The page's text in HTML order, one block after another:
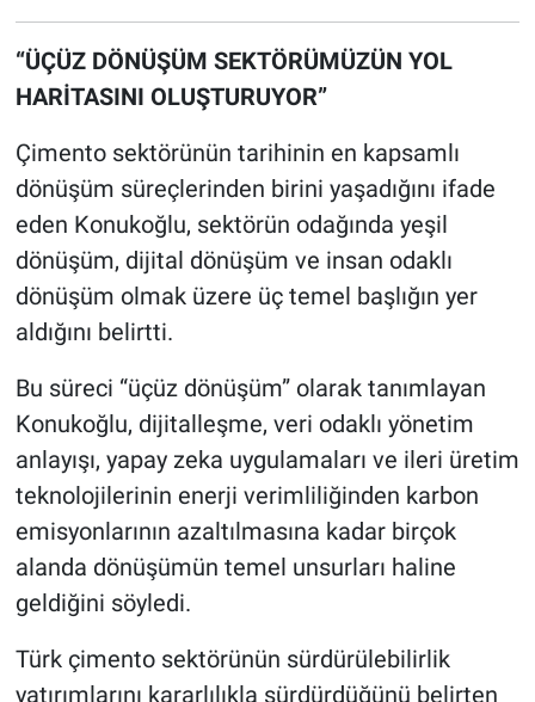
“ÜÇÜZ DÖNÜŞÜM SEKTÖRÜMÜZÜN YOL
HARİTASINI OLUŞTURUYOR”
Çimento sektörünün tarihinin en kapsamlı
dönüşüm süreçlerinden birini yaşadığını ifade
eden Konukoğlu, sektörün odağında yeşil
dönüşüm, dijital dönüşüm ve insan odaklı
dönüşüm olmak üzere üç temel başlığın yer
aldığını belirtti.
Bu süreci “üçüz dönüşüm” olarak tanımlayan
Konukoğlu, dijitalleşme, veri odaklı yönetim
anlayışı, yapay zeka uygulamaları ve ileri üretim
teknolojilerinin enerji verimliliğinden karbon
emisyonlarının azaltılmasına kadar birçok
alanda dönüşümün temel unsurları haline
geldiğini söyledi.
Türk çimento sektörünün sürdürülebilirlik
yatırımlarını kararlılıkla sürdürdüğünü belirten